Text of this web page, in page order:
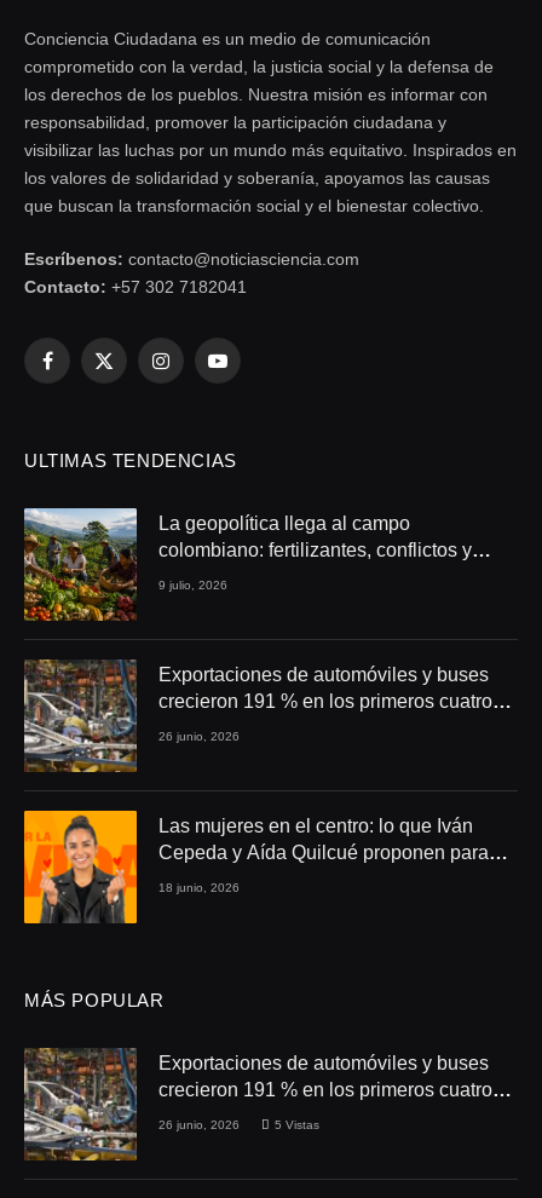
Conciencia Ciudadana es un medio de comunicación
comprometido con la verdad, la justicia social y la defensa de
los derechos de los pueblos. Nuestra misión es informar con
responsabilidad, promover la participación ciudadana y
visibilizar las luchas por un mundo más equitativo. Inspirados en
los valores de solidaridad y soberanía, apoyamos las causas
que buscan la transformación social y el bienestar colectivo.
Escríbenos: contacto@noticiasciencia.com
Contacto: +57 302 7182041
Facebook
X
InstagramYouTube
ULTIMAS TENDENCIAS
La geopolítica llega al campo
colombiano: fertilizantes, conflictos y
seguridad alimentaria
9 julio, 2026
Exportaciones de automóviles y buses
crecieron 191 % en los primeros cuatro
meses de 2026
26 junio, 2026
Las mujeres en el centro: lo que Iván
Cepeda y Aída Quilcué proponen para
Colombia
18 junio, 2026
MÁS POPULAR
Exportaciones de automóviles y buses
crecieron 191 % en los primeros cuatro
meses de 2026
26 junio, 2026 5 Vistas